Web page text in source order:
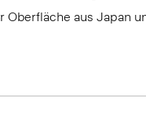
aus Japan